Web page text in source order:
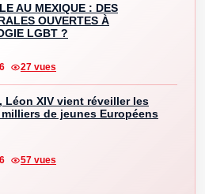
AU MEXIQUE : DES
OUVERTES À
LGBT ?
27 vues
Léon XIV vient réveiller les
milliers de jeunes Européens
57 vues